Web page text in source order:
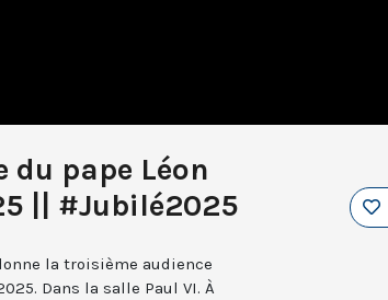
pape Léon
|| #Jubilé2025
la troisième audience
Dans la salle Paul VI. À